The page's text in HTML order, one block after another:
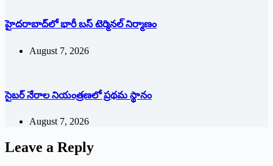
హైదరాబాద్‌లో భారీ బస్‌ ‌టెర్మినల్‌ ‌నిర్మాణం
August 7, 2026
సైబర్ నేరాల నియంత్రణలో ప్రథమ స్థానం
August 7, 2026
Leave a Reply